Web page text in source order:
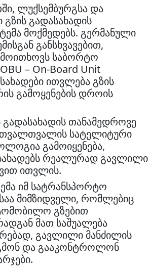
ლუქსემბურგსა და
გადასახადის
მოქმედებს. გერმანული
განსხვავებით,
საბორტო
– On-Board Unit
ითვლება გზის
გამოყენების დროის
გადასახადის თანამედროვე
სატელიტური
გამოიყენება,
რეალურად გავლილი
ითვლის.
იმ სატრანსპორტო
მიმზიდველი, რომლებიც
გზებით
მათ საშუალება
გავლილი მანძილის
და გააკონტროლონ